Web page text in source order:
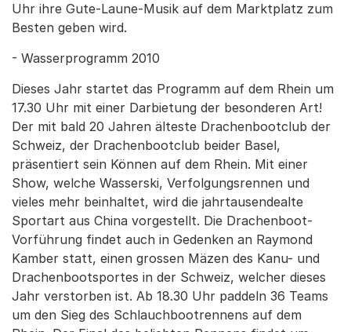
Uhr ihre Gute-Laune-Musik auf dem Marktplatz zum
Besten geben wird.
- Wasserprogramm 2010
Dieses Jahr startet das Programm auf dem Rhein um
17.30 Uhr mit einer Darbietung der besonderen Art!
Der mit bald 20 Jahren älteste Drachenbootclub der
Schweiz, der Drachenbootclub beider Basel,
präsentiert sein Können auf dem Rhein. Mit einer
Show, welche Wasserski, Verfolgungsrennen und
vieles mehr beinhaltet, wird die jahrtausendealte
Sportart aus China vorgestellt. Die Drachenboot-
Vorführung findet auch in Gedenken an Raymond
Kamber statt, einen grossen Mäzen des Kanu- und
Drachenbootsportes in der Schweiz, welcher dieses
Jahr verstorben ist. Ab 18.30 Uhr paddeln 36 Teams
um den Sieg des Schlauchbootrennens auf dem